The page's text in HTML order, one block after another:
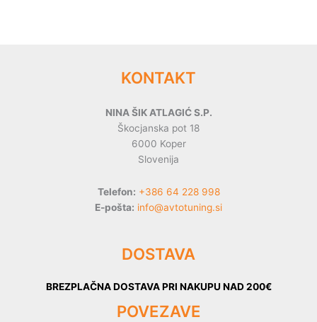
KONTAKT
NINA ŠIK ATLAGIĆ S.P.
Škocjanska pot 18
6000 Koper
Slovenija
Telefon: +386 64 228 998
E-pošta: info@avtotuning.si
DOSTAVA
BREZPLAČNA DOSTAVA PRI NAKUPU NAD 200€
POVEZAVE